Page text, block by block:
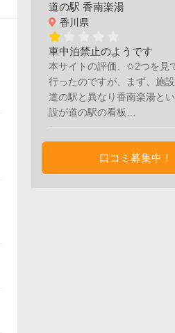
道の駅 香南楽湯
香川県
車中泊禁止のようです
本サイトの評価、✩2つを見
行ったのですが、まず、施
道の駅と異なり香南楽湯と
設が道の駅の看板…
口コミ募集中！